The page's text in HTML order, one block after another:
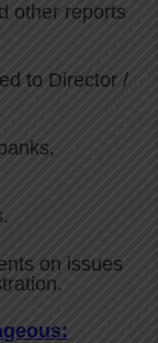
other reports
to Director /
on issues